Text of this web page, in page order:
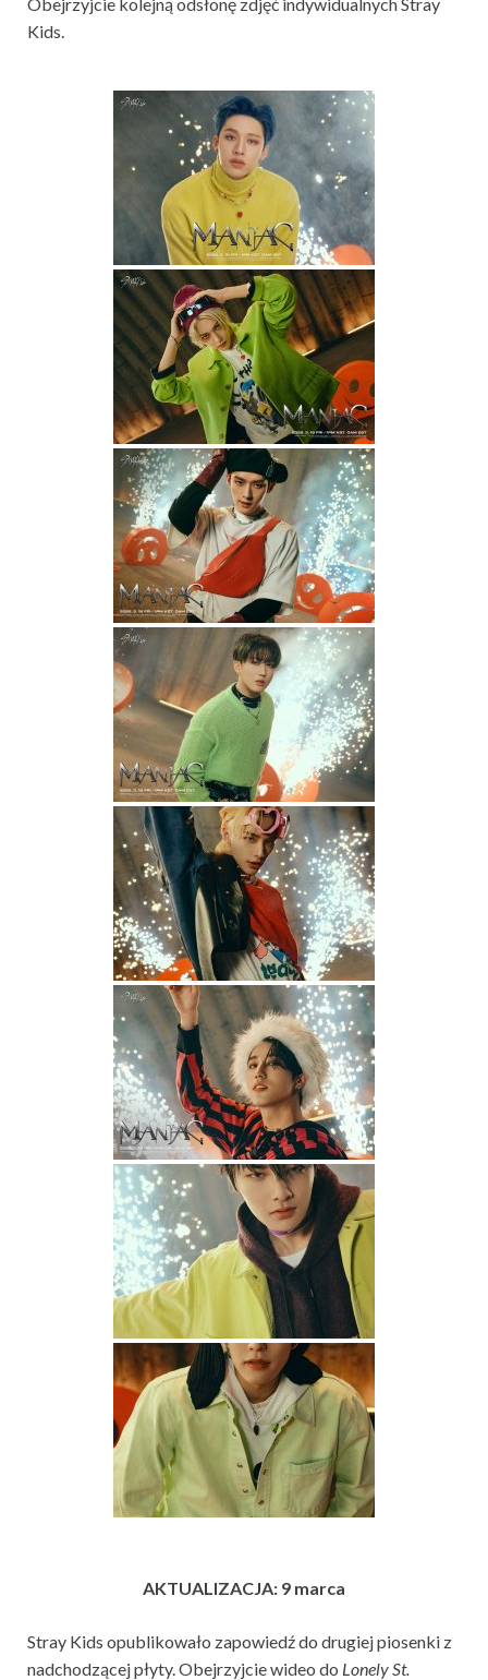
Kids.
AKTUALIZACJA: 9 marca
Stray Kids opublikowało zapowiedź do drugiej piosenki z
nadchodzącej płyty. Obejrzyjcie wideo do Lonely St.